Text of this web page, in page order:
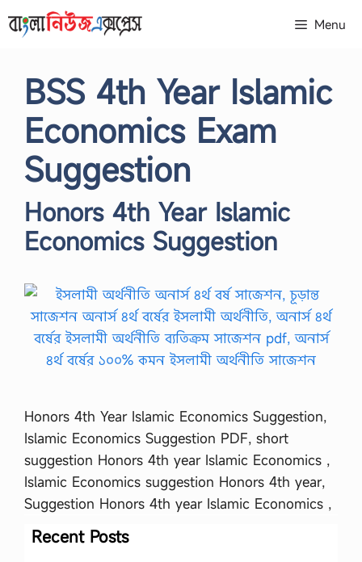
to
Menu
BSS 4th Year Islamic
Economics Exam
Suggestion
Honors 4th Year Islamic
Economics Suggestion
Honors 4th Year Islamic Economics Suggestion,
Islamic Economics Suggestion PDF, short
suggestion Honors 4th year Islamic Economics ,
Islamic Economics suggestion Honors 4th year,
Suggestion Honors 4th year Islamic Economics ,
Recent Posts